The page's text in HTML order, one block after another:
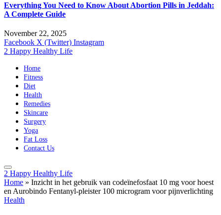
Everything You Need to Know About Abortion Pills in Jeddah:
A Complete Guide
November 22, 2025
Facebook X (Twitter) Instagram
2 Happy Healthy Life
Home
Fitness
Diet
Health
Remedies
Skincare
Surgery
Yoga
Fat Loss
Contact Us
2 Happy Healthy Life
Home » Inzicht in het gebruik van codeïnefosfaat 10 mg voor hoest
en Aurobindo Fentanyl-pleister 100 microgram voor pijnverlichting
Health